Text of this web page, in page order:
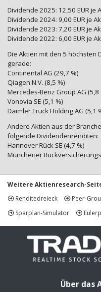
Dividende 2025: 12,50 EUR je
Dividende 2024: 9,00 EUR je
Dividende 2023: 7,20 EUR je
Dividende 2022: 6,00 EUR je
Die Aktien mit den 5 höchsten
gerade:
Continental AG (29,7 %)
Qiagen N.V. (8,5 %)
Mercedes-Benz Group AG (5,8
Vonovia SE (5,1 %)
Daimler Truck Holding AG (5,1
Andere Aktien aus der
folgende Dividendenrenditen:
Hannover Rück SE (4,7 %)
Münchener
Weitere Aktienresearch-
Renditedreieck
Peer-
Sparplan-Simulator
Über das